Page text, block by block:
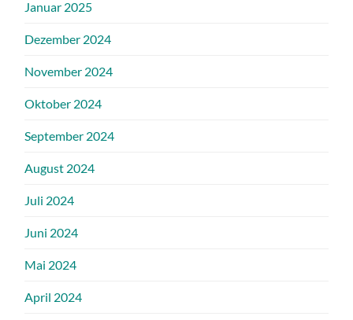
Januar 2025
Dezember 2024
November 2024
Oktober 2024
September 2024
August 2024
Juli 2024
Juni 2024
Mai 2024
April 2024